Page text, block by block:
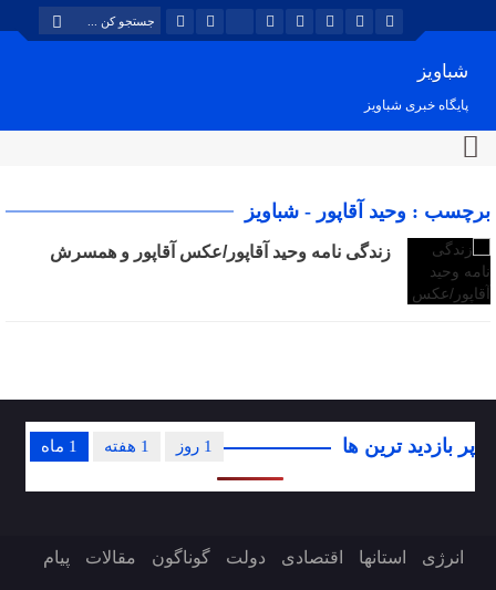
شباویز
پایگاه خبری شباویز
برچسب : وحید آقاپور - شباویز
زندگی نامه وحید آقاپور/عکس آقاپور و همسرش
پر بازدید ترین ها 1 ماه 1 هفته 1 روز
انرژی استانها اقتصادی دولت گوناگون مقالات پیام